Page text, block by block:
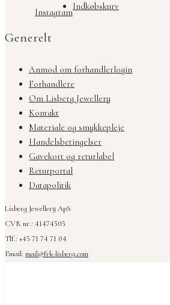
Instagram
Indkøbskurv
Generelt
Anmod om forhandlerlogin
Forhandlere
Om Lisberg Jewellery
Kontakt
Materiale og smykkepleje
Handelsbetingelser
Gavekort og returlabel
Returportal
Datapolitik
Lisberg Jewellery ApS
CVR nr.: 41474505
Tlf.: +45 71 74 71 04
Email: mail@frk-lisberg.com